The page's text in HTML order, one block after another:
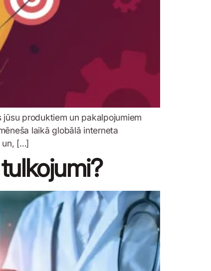
produktiem un pakalpojumiem
laikā globālā interneta
un, […]